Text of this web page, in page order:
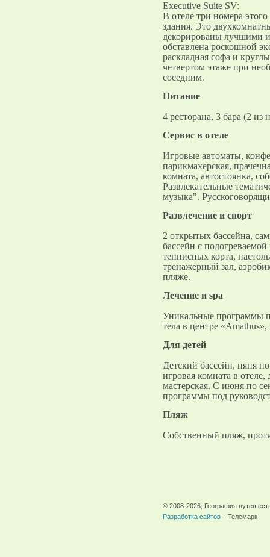
Executive Suite SV:
В отеле три номера
здания. Это
декорированы лучшими
обставлена роскошной
раскладная софа и
четвертом этаже при
соседним.
Питание
4 ресторана, 3 бара (2 из
Cервис в отеле
Игровые автоматы,
парикмахерская,
комната, автостоянка,
Развлекательные
музыка".
Развлечение и спорт
2 открытых бассейна,
бассейн с
теннисных корта,
тренажерный зал,
пляже.
Лечение и spa
Уникальные программы
тела в центре
Для детей
Детский бассейн, няня
игровая комната в отеле,
мастерская. С июня по
программы под
Пляж
Собственный пляж,
© 2008-2026, География
Разработка сайтов – Телемарк